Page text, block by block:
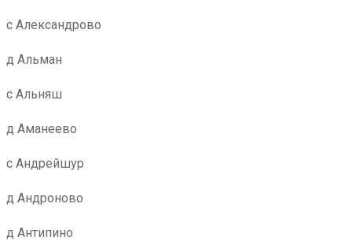
с Александрово
д Альман
с Альняш
д Аманеево
с Андрейшур
д Андроново
д Антипино